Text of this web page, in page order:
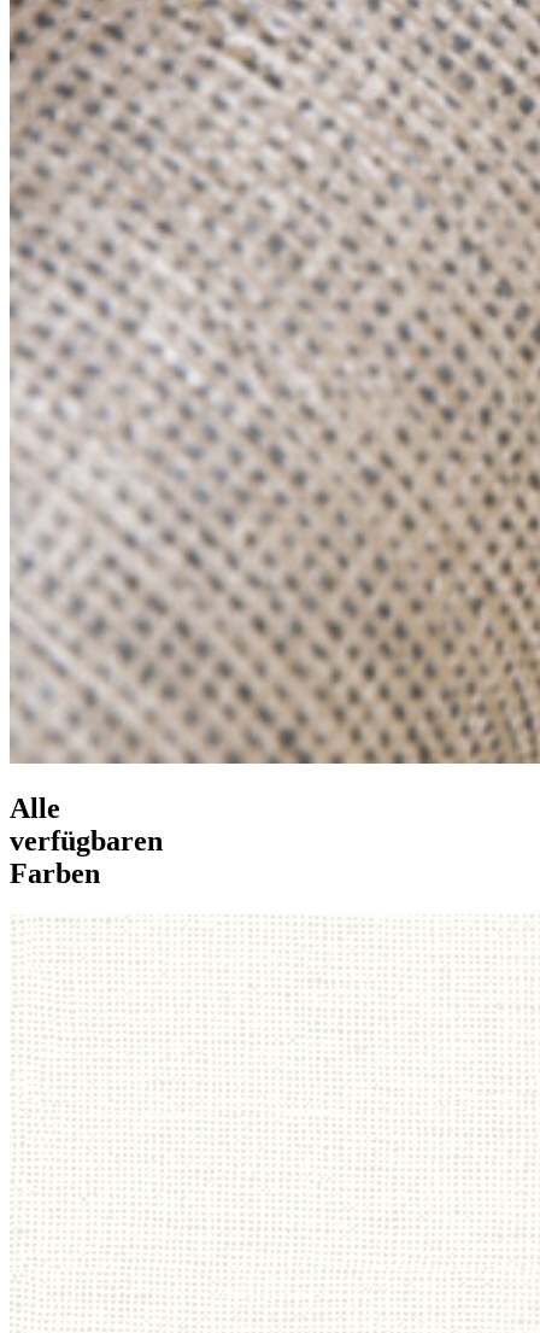
Alle
verfügbaren
Farben